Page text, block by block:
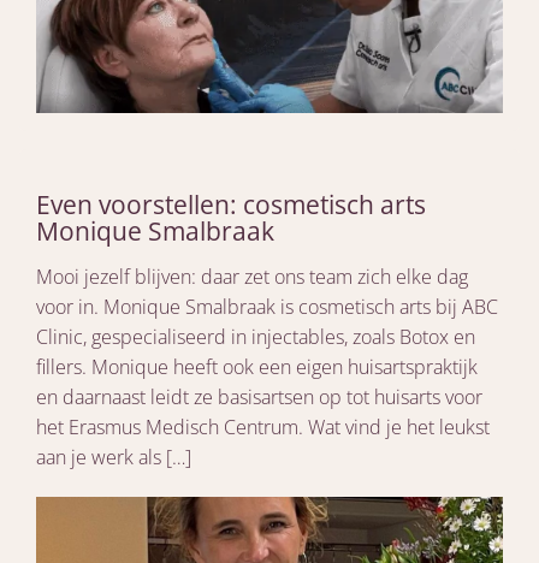
Even voorstellen: cosmetisch arts
Monique Smalbraak
Mooi jezelf blijven: daar zet ons team zich elke dag
voor in. Monique Smalbraak is cosmetisch arts bij ABC
Clinic, gespecialiseerd in injectables, zoals Botox en
fillers. Monique heeft ook een eigen huisartspraktijk
en daarnaast leidt ze basisartsen op tot huisarts voor
het Erasmus Medisch Centrum. Wat vind je het leukst
aan je werk als […]